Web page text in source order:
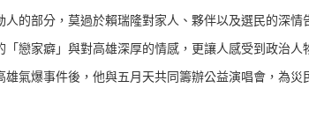
人的部分，莫過於賴瑞隆對家人、夥伴以及選民的深
「戀家癖」與對高雄深厚的情感，更讓人感受到政治人
雄氣爆事件後，他與五月天共同籌辦公益演唱會，為